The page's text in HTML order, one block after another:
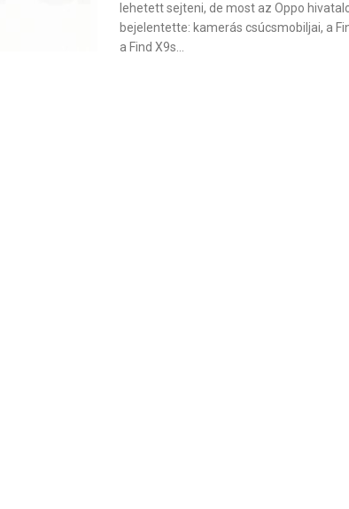
lehetett sejteni, de most az Oppo
bejelentette: kamerás csúcsmobiljai, a
a Find X9s…